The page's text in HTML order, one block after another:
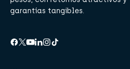
garantías tangibles.